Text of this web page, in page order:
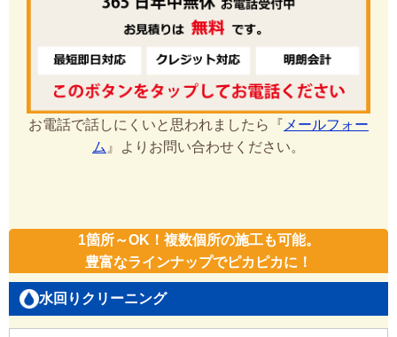
お電話で話しにくいと思われましたら『 メールフォー
ム 』よりお問い合わせください。
1箇所～OK！複数個所の施工も可能。
豊富なラインナップでピカピカに！
水回りクリーニング